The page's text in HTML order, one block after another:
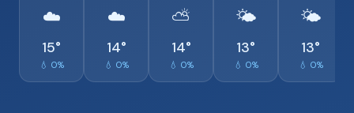
☁️
15°
💧 0%
☁️
14°
💧 0%
⛅
14°
💧 0%
🌤️
13°
💧 0%
🌤️
13°
💧 0%